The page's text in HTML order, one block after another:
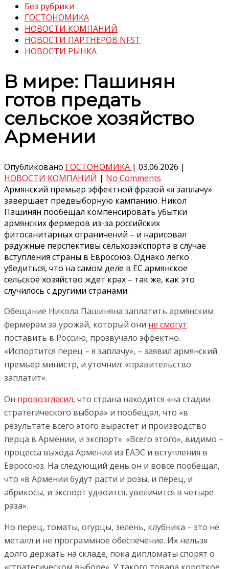
Без рубрики
ГОСТОНОМИКА
НОВОСТИ КОМПАНИЙ
НОВОСТИ ПАРТНЕРОВ NFST
НОВОСТИ РЫНКА
В мире: Пашинян
готов предать
сельское хозяйство
Армении
Опубликовано ГОСТОНОМИКА | 03.06.2026 |
НОВОСТИ КОМПАНИЙ | No Comments
Армянский премьер эффектной фразой «я заплачу»
завершает предвыборную кампанию. Никол
Пашинян пообещал компенсировать убытки
армянских фермеров из-за российских
фитосанитарных ограничений – и нарисовал
радужные перспективы сельхозэкспорта в случае
вступления страны в Евросоюз. Однако легко
убедиться, что на самом деле в ЕС армянское
сельское хозяйство ждет крах – так же, как это
случилось с другими странами.
Обещание Никола Пашиняна заплатить армянским
фермерам за урожай, который они не смогут
поставить в Россию, прозвучало эффектно.
«Испортится перец – я заплачу», – заявил армянский
премьер министр, и уточнил: «правительство
заплатит».
Он провозгласил, что страна находится «на стадии
стратегического выбора» и пообещал, что «в
результате всего этого вырастет и производство
перца в Армении, и экспорт». «Всего этого», видимо –
процесса выхода Армении из ЕАЭС и вступления в
Евросоюз. На следующий день он и вовсе пообещал,
что «в Армении будут расти и розы, и перец, и
абрикосы, и экспорт удвоится, увеличится в четыре
раза».
Но перец, томаты, огурцы, зелень, клубника – это не
металл и не программное обеспечение. Их нельзя
долго держать на складе, пока дипломаты спорят о